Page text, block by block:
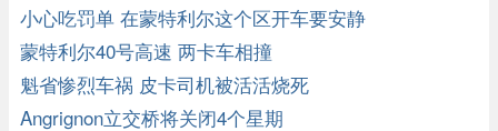
小心吃罚单 在蒙特利尔这个区开车要安静
蒙特利尔40号高速 两卡车相撞
魁省惨烈车祸 皮卡司机被活活烧死
Angrignon立交桥将关闭4个星期